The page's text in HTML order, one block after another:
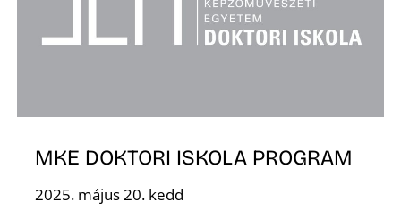
MKE DOKTORI ISKOLA PROGRAM
2025. május 20. kedd